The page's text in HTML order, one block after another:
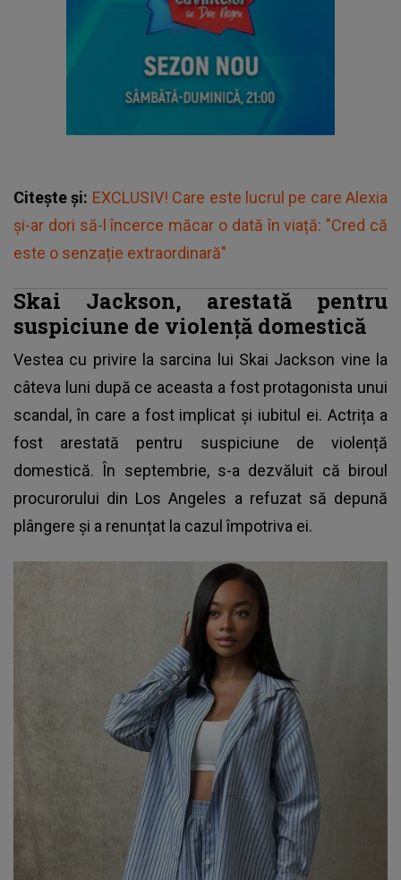
Citește și: EXCLUSIV! Care este lucrul pe care Alexia
și-ar dori să-l încerce măcar o dată în viață: "Cred că
este o senzație extraordinară"
Skai Jackson, arestată pentru
suspiciune de violență domestică
Vestea cu privire la sarcina lui Skai Jackson vine la
câteva luni după ce aceasta a fost protagonista unui
scandal, în care a fost implicat și iubitul ei. Actrița a
fost arestată pentru suspiciune de violență
domestică. În septembrie, s-a dezvăluit că biroul
procurorului din Los Angeles a refuzat să depună
plângere și a renunțat la cazul împotriva ei.